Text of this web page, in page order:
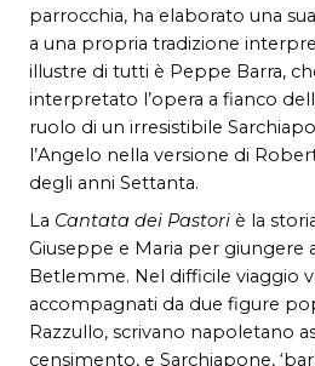
parrocchia, ha elaborato una
a una propria tradizione
illustre di tutti è Peppe Barra,
interpretato l’opera a fianco
ruolo di un irresistibile
l’Angelo nella versione di
degli anni Settanta.
La Cantata dei Pastori è la
Giuseppe e Maria per giungere
Betlemme. Nel difficile viaggio
accompagnati da due figure
Razzullo, scrivano napoletano
censimento, e Sarchiapone,